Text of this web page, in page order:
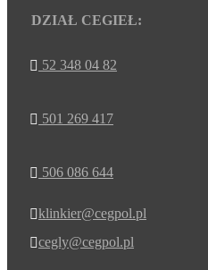
DZIAŁ CEGIEŁ:
 52 348 04 82
 501 269 417
 506 086 644
klinkier@cegpol.pl
cegly@cegpol.pl